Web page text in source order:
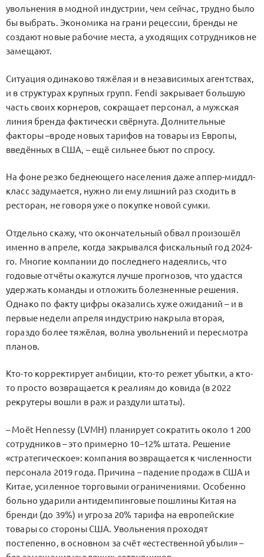
увольнения в модной индустрии, чем сейчас, трудно было
бы выбрать. Экономика на грани рецессии, бренды не
создают новые рабочие места, а уходящих сотрудников не
замещают.
Ситуация одинаково тяжёлая и в независимых агентствах,
и в структурах крупных групп. Fendi закрывает большую
часть своих корнеров, сокращает персонал, а мужская
линия бренда фактически свёрнута. Долнительные
факторы –вроде новых тарифов на товары из Европы,
введённых в США, – ещё сильнее бьют по спросу.
На фоне резко беднеющего населения даже аппер-миддл-
класс задумается, нужно ли ему лишний раз сходить в
ресторан, не говоря уже о покупке новой сумки.
Отдельно скажу, что окончательный обвал произошёл
именно в апреле, когда закрывался фискальный год 2024-
го. Многие компании до последнего надеялись, что
годовые отчёты окажутся лучше прогнозов, что удастся
удержать команды и отложить болезненные решения.
Однако по факту цифры оказались хуже ожиданий – и в
первые недели апреля индустрию накрыла вторая,
гораздо более тяжёлая, волна увольнений и пересмотра
планов.
Kто-то корректирует амбиции, кто-то режет убытки, а кто-
то просто возвращается к реалиям до ковида (в 2022
рекрутеры вошли в раж и раздули штаты).
– Moët Hennessy (LVMH) планирует сократить около 1 200
сотрудников – это примерно 10–12% штата. Решение
«стратегическое»: компания возвращается к численности
персонала 2019 года. Причина – падение продаж в США и
Китае, усиленное торговыми ограничениями. Особенно
больно ударили антидемпинговые пошлины Китая на
бренди (до 39%) и угроза 20% тарифа на европейские
товары со стороны США. Увольнения проходят
постепенно, в основном за счёт «естественной убыли» –